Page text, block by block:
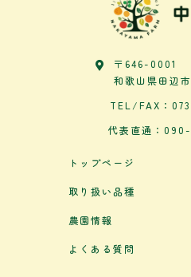
〒646-0001
和歌山県田辺
TEL/FAX：
代表直通：
トップページ
取り扱い品種
農園情報
よくある質問